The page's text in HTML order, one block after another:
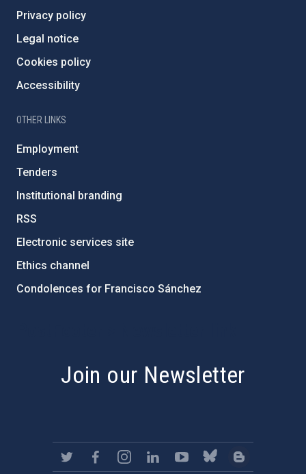
Privacy policy
Legal notice
Cookies policy
Accessibility
OTHER LINKS
Employment
Tenders
Institutional branding
RSS
Electronic services site
Ethics channel
Condolences for Francisco Sánchez
Join our Newsletter